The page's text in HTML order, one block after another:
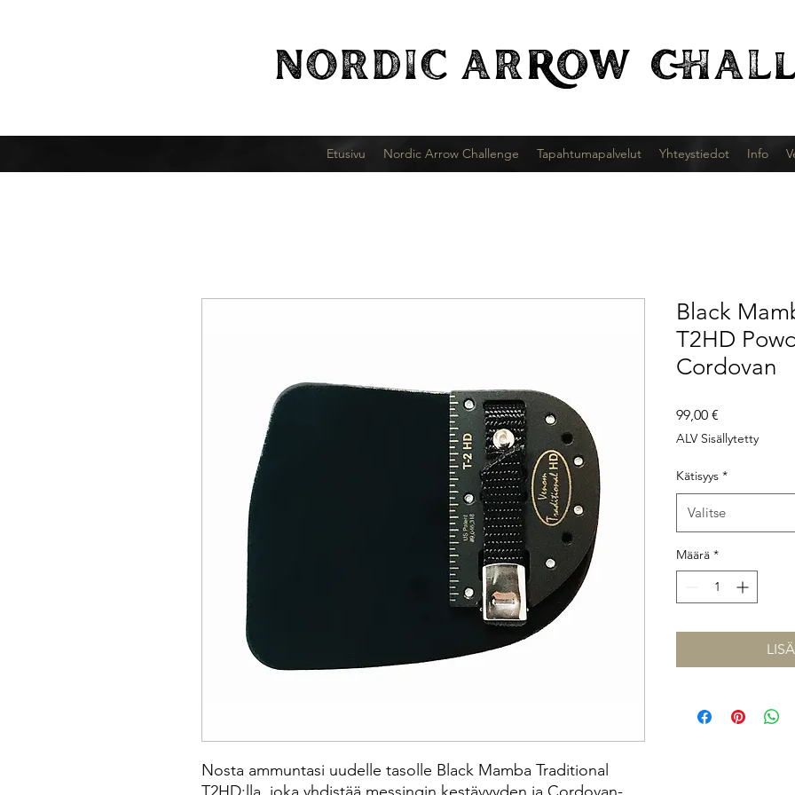
NORDIC ARROW
Etusivu Nordic Arrow Challenge Tapahtumapalvelut Yhteystiedot Info
Nosta ammuntasi uudelle tasolle Black Mamba Traditional
Black
T2HD
Cordovan
99,00 €
ALV Sisällytetty
Kätisyys *
Valitse
Määrä *